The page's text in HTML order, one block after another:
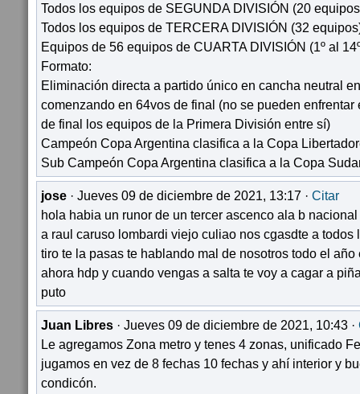
Todos los equipos de SEGUNDA DIVISIÓN (20
Todos los equipos de TERCERA DIVISIÓN (32
Equipos de 56 equipos de CUARTA DIVISIÓN (1º al
Formato:
Eliminación directa a partido único en cancha neutral
comenzando en 64vos de final (no se pueden enfrentar
de final los equipos de la Primera División entre sí)
Campeón Copa Argentina clasifica a la Copa
Sub Campeón Copa Argentina clasifica a la Copa
jose · Jueves 09 de diciembre de 2021, 13:17 · Citar
hola habia un runor de un tercer ascenco ala b
a raul caruso lombardi viejo culiao nos cgasdte a todos
tiro te la pasas te hablando mal de nosotros todo el
ahora hdp y cuando vengas a salta te voy a cagar a
puto
Juan Libres · Jueves 09 de diciembre de 2021, 10:43 ·
Le agregamos Zona metro y tenes 4 zonas, unificado
jugamos en vez de 8 fechas 10 fechas y ahí interior y
condicón.